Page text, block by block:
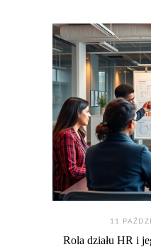
11
Rola działu HR i